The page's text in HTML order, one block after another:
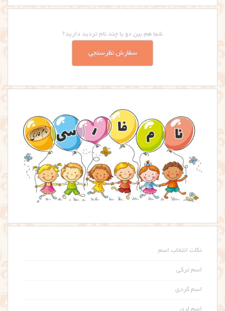
شما هم بین دو یا چند نام تردید دارید؟
سفارش نظرسنجی
نکات انتخاب اسم
اسم ترکی
اسم کردی